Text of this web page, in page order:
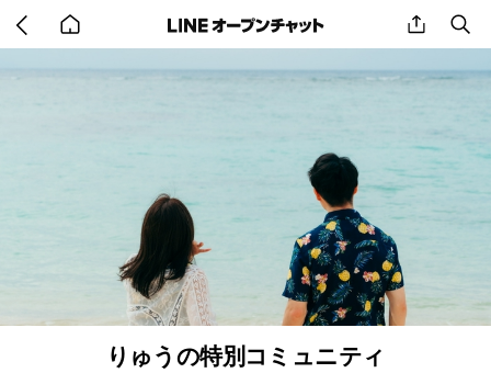
back
to
home
share
りゅうの特別コミュニティ